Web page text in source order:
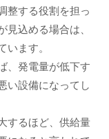
整する役割を担っ
込める場合は、
います。
、発電量が低下す
い設備になってし
するほど、供給量